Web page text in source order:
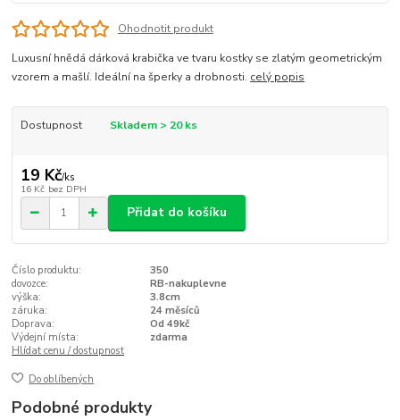
Ohodnotit produkt
Luxusní hnědá dárková krabička ve tvaru kostky se zlatým geometrickým
vzorem a mašlí. Ideální na šperky a drobnosti. celý popis
Dostupnost Skladem > 20 ks
19 Kč/ks
16 Kč bez DPH
Přidat do košíku
Číslo produktu:
350
dovozce:
RB-nakuplevne
výška:
3.8cm
záruka:
24 měsíců
Doprava:
Od 49kč
Výdejní místa:
zdarma
Hlídat cenu / dostupnost
Do oblíbených
Podobné produkty